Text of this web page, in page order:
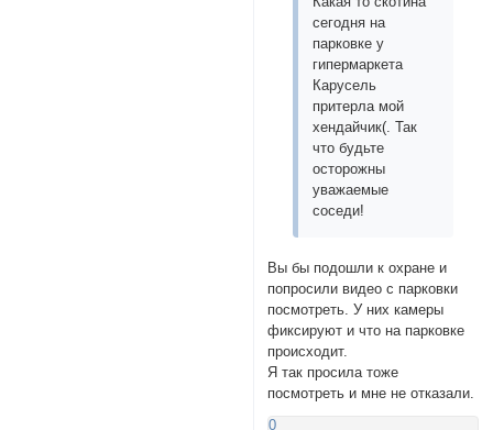
сегодня на
парковке у
гипермаркета
Карусель
притерла мой
хендайчик(. Так
что будьте
осторожны
уважаемые
соседи!
Вы бы подошли к охране и
попросили видео с парковки
посмотреть. У них камеры
фиксируют и что на парковке
происходит.
Я так просила тоже
посмотреть и мне не отказали.
0